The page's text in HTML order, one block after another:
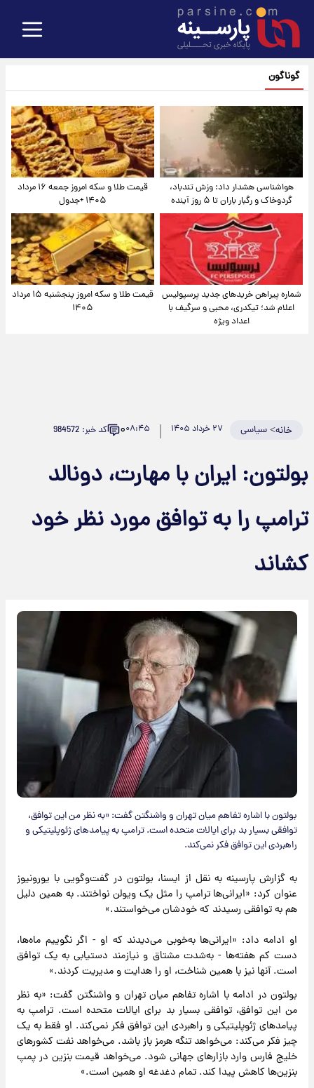
گوناگون
هواشناسی هشدار داد: وزش تندباد،
گردوخاک و رگبار باران تا ۵ روز آینده
قیمت طلا و سکه امروز جمعه ۱۶ مرداد
۱۴۰۵ +جدول
شماره پیراهن خریدهای جدید پرسپولیس
اعلام شد؛ تیکدری، محبی و سرگیف با
اعداد ویژه
قیمت طلا و سکه امروز پنجشنبه ۱۵ مرداد
۱۴۰۵
خانه>سیاسی ۲۷ خرداد ۱۴۰۵ ۰۸:۴۵۰ کد خبر: 984572
بولتون: ایران با مهارت، دونالد
ترامپ را به توافق مورد نظر خود
کشاند
بولتون با اشاره تفاهم میان تهران و واشنگتن گفت: «به نظر من این توافق،
توافقی بسیار بد برای ایالات متحده است. ترامپ به پیامدهای ژئوپلیتیکی و
راهبردی این توافق فکر نمی‌کند.
به گزارش پارسینه به نقل از ایسنا، بولتون در گفت‌وگویی با یورونیوز
عنوان کرد: «ایرانی‌ها ترامپ را مثل یک ویولن نواختند. به همین دلیل
هم به توافقی رسیدند که خودشان می‌خواستند.»
او ادامه داد: «ایرانی‌ها به‌خوبی می‌دیدند که او - اگر نگوییم ماه‌ها،
دست‌ کم هفته‌ها - به‌شدت مشتاق و نیازمند دستیابی به یک توافق
است. آنها نیز با همین شناخت، او را هدایت و مدیریت کردند.»
بولتون در ادامه با اشاره تفاهم میان تهران و واشنگتن گفت: «به نظر
من این توافق، توافقی بسیار بد برای ایالات متحده است. ترامپ به
پیامدهای ژئوپلیتیکی و راهبردی این توافق فکر نمی‌کند. او فقط به یک
چیز فکر می‌کند: می‌خواهد تنگه هرمز باز باشد. می‌خواهد نفت کشورهای
خلیج فارس وارد بازارهای جهانی شود. می‌خواهد قیمت بنزین در پمپ‌
بنزین‌ها کاهش پیدا کند. تمام دغدغه او همین است.»